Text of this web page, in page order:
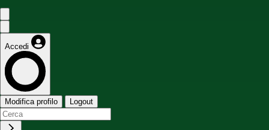
Accedi
Modifica profilo Logout